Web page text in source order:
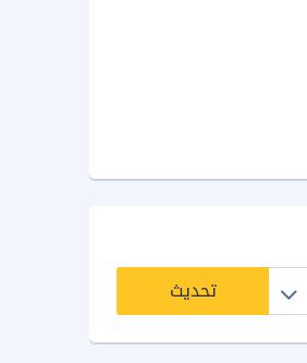
تحديث